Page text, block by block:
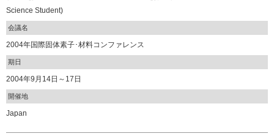
Science Student)
会議名
2004年国際固体素子･材料コンファレンス
期日
2004年9月14日～17日
開催地
Japan